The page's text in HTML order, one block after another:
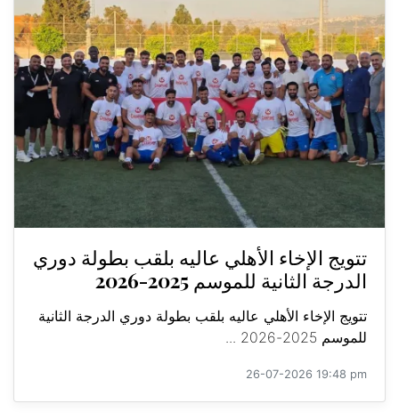
تتويج الإخاء الأهلي عاليه بلقب بطولة دوري
الدرجة الثانية للموسم 2025-2026
تتويج الإخاء الأهلي عاليه بلقب بطولة دوري الدرجة الثانية
للموسم 2025-2026 ...
26-07-2026 19:48 pm